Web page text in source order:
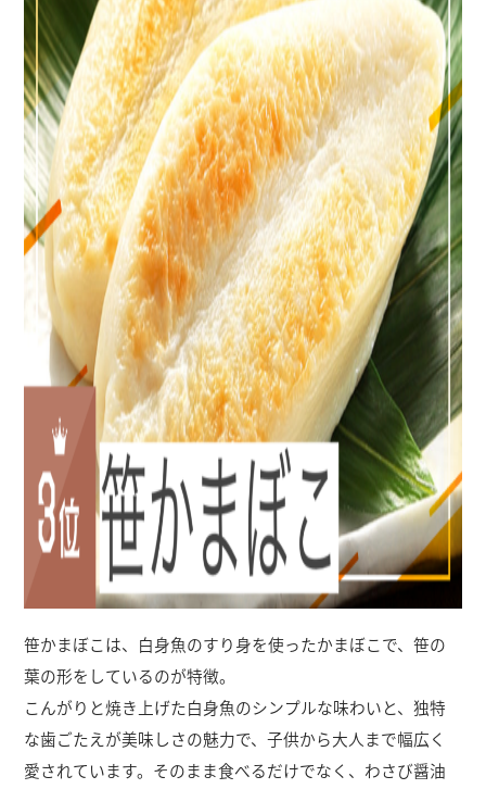
笹かまぼこは、白身魚のすり身を使ったかまぼこで、笹の
葉の形をしているのが特徴。
こんがりと焼き上げた白身魚のシンプルな味わいと、独特
な歯ごたえが美味しさの魅力で、子供から大人まで幅広く
愛されています。そのまま食べるだけでなく、わさび醤油